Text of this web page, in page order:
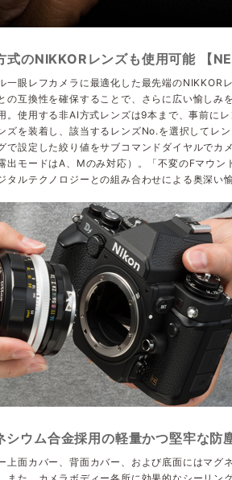
式のNIKKORレンズも使用可能 【
一眼レフカメラに最適化した最先端のNIKKOR
の互換性を確保することで、さらに広い愉しみ
。使用する非AI方式レンズは9本まで、事前に
ズを装着し、該当するレンズNo.を選択してレ
で設定した絞り値をサブコマンドダイヤルで
出モードはA、Mのみ対応）。「不変のFマウ
タルテクノロジーとの組み合わせによる奥深い
シウム合金採用の軽量かつ堅牢な防
上面カバー、背面カバー、および底面にはマグ